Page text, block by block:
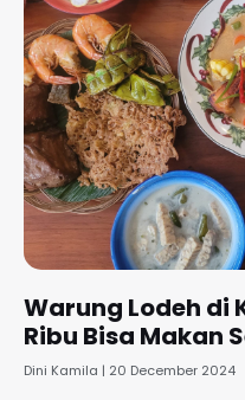
Warung Lodeh di
Ribu Bisa Makan
Dini Kamila 20 December 2024